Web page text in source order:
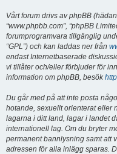
Vårt forum drivs av phpBB
“www.phpbb.com”, “phpBB
forumprogramvara tillgänglig
“GPL”) och kan laddas ner från
endast Internetbaserade
vi tillåter och/eller förbjuder för
information om phpBB, besök
Du går med på att inte posta
hotande, sexuellt orienterat eller
lagarna i ditt land, lagar i landet
internationell lag. Om du bryter
permanent bannlysning samt att
adressen för alla inlägg sparas.